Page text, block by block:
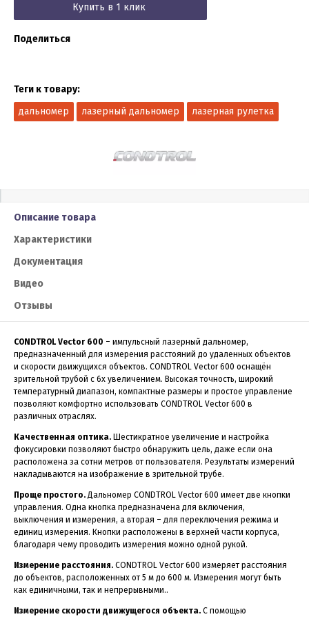
Купить в 1 клик
Поделиться
Теги к товару:
дальномер
лазерный дальномер лазерная рулетка
Описание товара
Характеристики
Документация
Видео
Отзывы
CONDTROL Vector 600 – импульсный лазерный дальномер,
предназначенный для измерения расстояний до удаленных объектов
и скорости движущихся объектов. CONDTROL Vector 600 оснащён
зрительной трубой с 6х увеличением. Высокая точность, широкий
температурный диапазон, компактные размеры и простое управление
позволяют комфортно использовать CONDTROL Vector 600 в
различных отраслях.
Качественная оптика. Шестикратное увеличение и настройка
фокусировки позволяют быстро обнаружить цель, даже если она
расположена за сотни метров от пользователя. Результаты измерений
накладываются на изображение в зрительной трубе.
Проще простого. Дальномер CONDTROL Vector 600 имеет две кнопки
управления. Одна кнопка предназначена для включения,
выключения и измерения, а вторая – для переключения режима и
единиц измерения. Кнопки расположены в верхней части корпуса,
благодаря чему проводить измерения можно одной рукой.
Измерение расстояния. CONDTROL Vector 600 измеряет расстояния
до объектов, расположенных от 5 м до 600 м. Измерения могут быть
как единичными, так и непрерывными..
Измерение скорости движущегося объекта. С помощью